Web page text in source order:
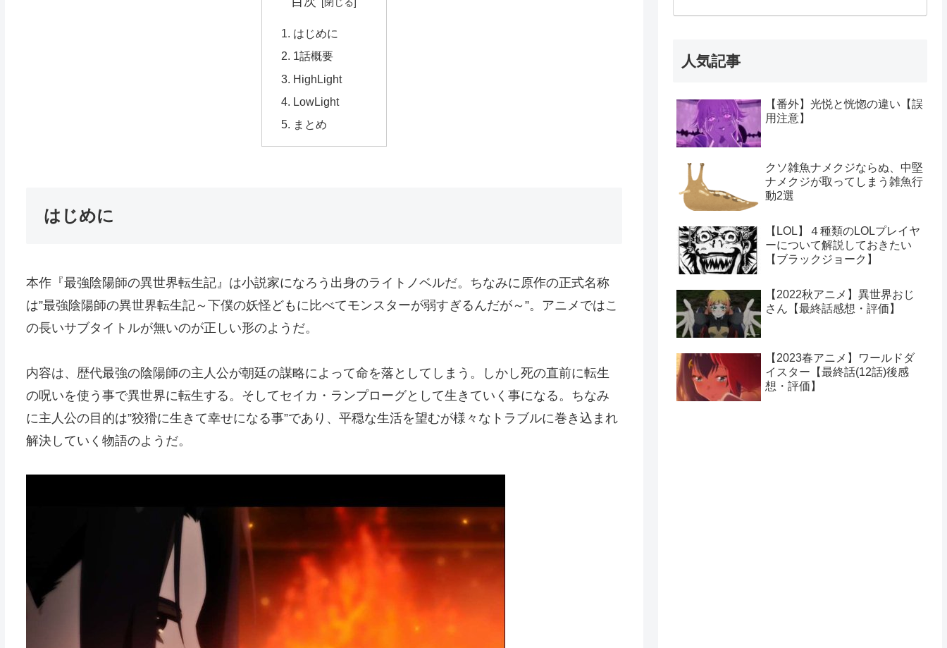
はじめに
1話概要
HighLight
LowLight
まとめ
はじめに
本作『最強陰陽師の異世界転生記』は小説家になろう出身のライトノベルだ。ちなみに原作の正式名称
は”最強陰陽師の異世界転生記～下僕の妖怪どもに比べてモンスターが弱すぎるんだが～”。アニメではこ
の長いサブタイトルが無いのが正しい形のようだ。
内容は、歴代最強の陰陽師の主人公が朝廷の謀略によって命を落としてしまう。しかし死の直前に転生
の呪いを使う事で異世界に転生する。そしてセイカ・ランプローグとして生きていく事になる。ちなみ
に主人公の目的は”狡猾に生きて幸せになる事”であり、平穏な生活を望むが様々なトラブルに巻き込まれ
解決していく物語のようだ。
人気記事
【番外】光悦と恍惚の違い【誤
用注意】
クソ雑魚ナメクジならぬ、中堅
ナメクジが取ってしまう雑魚行
動2選
【LOL】４種類のLOLプレイヤ
ーについて解説しておきたい
【ブラックジョーク】
【2022秋アニメ】異世界おじ
さん【最終話感想・評価】
【2023春アニメ】ワールドダ
イスター【最終話(12話)後感
想・評価】